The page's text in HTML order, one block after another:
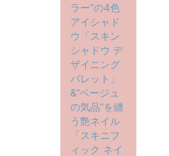
ラー”の4色
アイシャド
ウ「スキン
シャドウ デ
ザイニング
パレット」
&“ベージュ
の気品”を纏
う艶ネイル
「スキニフ
ィック ネイ